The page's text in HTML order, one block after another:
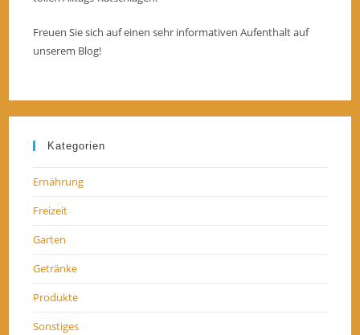
Freuen Sie sich auf einen sehr informativen Aufenthalt auf
unserem Blog!
Kategorien
Ernährung
Freizeit
Garten
Getränke
Produkte
Sonstiges